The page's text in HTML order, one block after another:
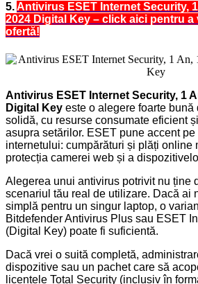
5.Antivirus ESET Internet Security,
2024 Digital Key – click aici pentru a
ofertă!
Antivirus ESET Internet Security, 1
Digital Key este o alegere foarte bună
solidă, cu resurse consumate eficient
asupra setărilor. ESET pune accent
internetului: cumpărături și plăți online
protecția camerei web și a
Alegerea unui antivirus potrivit nu ține
scenariul tău real de utilizare. Dacă ai
simplă pentru un singur laptop, o
Bitdefender Antivirus Plus sau ESET
(Digital Key) poate fi suficientă.
Dacă vrei o suită completă,
dispozitive sau un pachet care să
licențele Total Security (inclusiv în